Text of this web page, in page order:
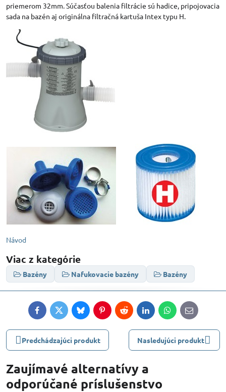
priemerom 32mm. Súčasťou balenia filtrácie sú hadice, pripojovacia
sada na bazén aj originálna filtračná kartuša Intex typu H.
Návod
Viac z kategórie
Bazény Nafukovacie bazény Bazény
FacebookTwitterBlueskyPinterestRedditLinkedInWhatsApp
E-
mail
Predchádzajúci produkt Nasledujúci produkt
Zaujímavé alternatívy a
odporúčané príslušenstvo